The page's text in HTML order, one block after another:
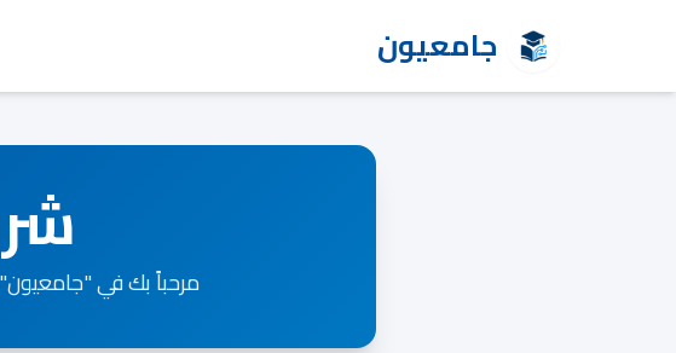
جامعيون
مرحباً بك في